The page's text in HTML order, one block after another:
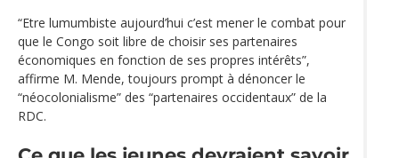
“Etre lumumbiste aujourd’hui c’est mener le combat pour
que le Congo soit libre de choisir ses partenaires
économiques en fonction de ses propres intérêts”,
affirme M. Mende, toujours prompt à dénoncer le
“néocolonialisme” des “partenaires occidentaux” de la
RDC.